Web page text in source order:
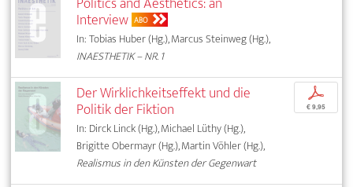
Interview ABO
In: Tobias Huber (Hg.), Marcus Steinweg (Hg.),
INAESTHETIK – NR. 1
Der Wirklichkeitseffekt und die
Politik der Fiktion
In: Dirck Linck (Hg.), Michael Lüthy (Hg.),
Brigitte Obermayr (Hg.), Martin Vöhler (Hg.),
Realismus in den Künsten der Gegenwart
p
€ 9,95